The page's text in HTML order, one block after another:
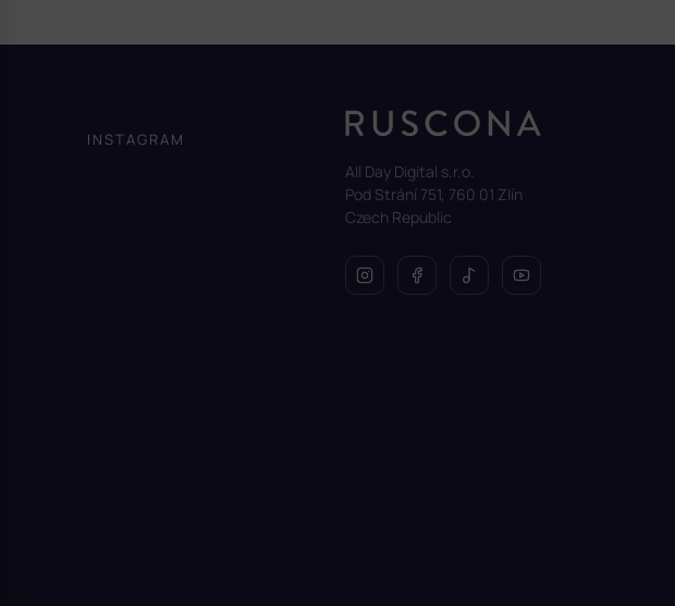
t
INSTAGRAM
All Day Digital s.r.o.
Pod Strání 751, 760 01 Zlín
Czech Republic